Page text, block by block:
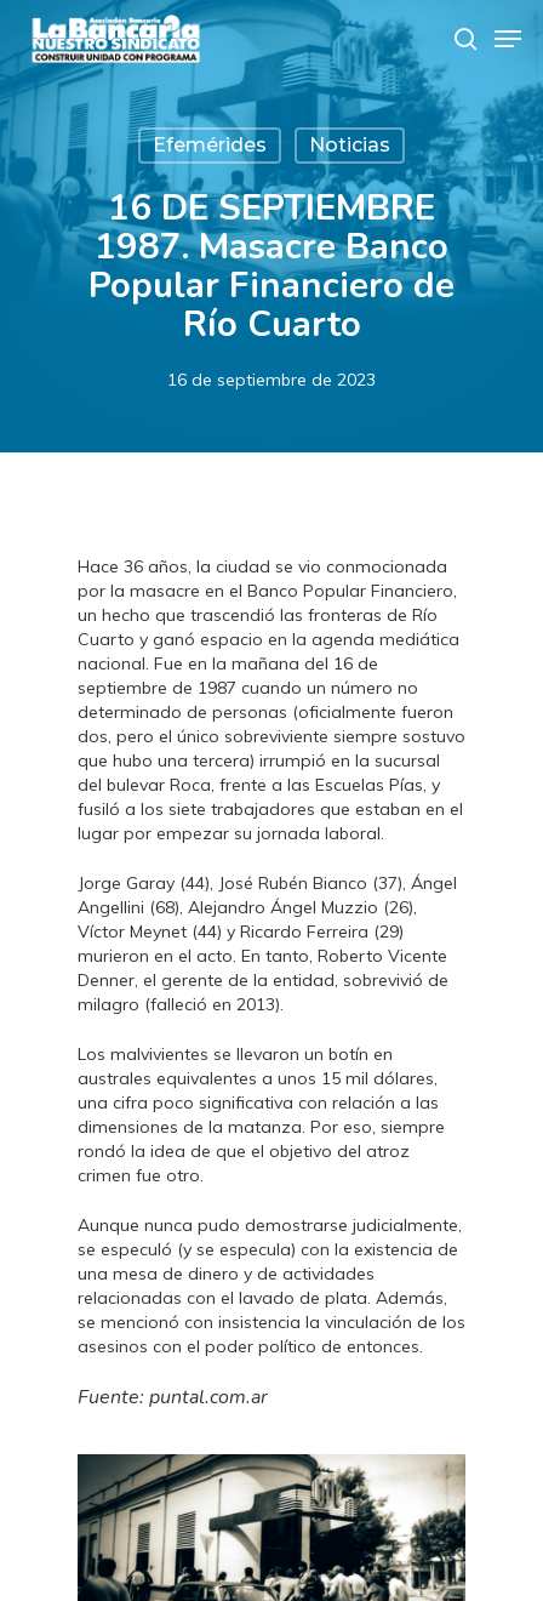
main
content
search
Efemérides Noticias
16 DE SEPTIEMBRE
1987. Masacre Banco
Popular Financiero de
Río Cuarto
16 de septiembre de 2023
Hace 36 años, la ciudad se vio conmocionada
por la masacre en el Banco Popular Financiero,
un hecho que trascendió las fronteras de Río
Cuarto y ganó espacio en la agenda mediática
nacional. Fue en la mañana del 16 de
septiembre de 1987 cuando un número no
determinado de personas (oficialmente fueron
dos, pero el único sobreviviente siempre sostuvo
que hubo una tercera) irrumpió en la sucursal
del bulevar Roca, frente a las Escuelas Pías, y
fusiló a los siete trabajadores que estaban en el
lugar por empezar su jornada laboral.
Jorge Garay (44), José Rubén Bianco (37), Ángel
Angellini (68), Alejandro Ángel Muzzio (26),
Víctor Meynet (44) y Ricardo Ferreira (29)
murieron en el acto. En tanto, Roberto Vicente
Denner, el gerente de la entidad, sobrevivió de
milagro (falleció en 2013).
Los malvivientes se llevaron un botín en
australes equivalentes a unos 15 mil dólares,
una cifra poco significativa con relación a las
dimensiones de la matanza. Por eso, siempre
rondó la idea de que el objetivo del atroz
crimen fue otro.
Aunque nunca pudo demostrarse judicialmente,
se especuló (y se especula) con la existencia de
una mesa de dinero y de actividades
relacionadas con el lavado de plata. Además,
se mencionó con insistencia la vinculación de los
asesinos con el poder político de entonces.
Fuente: puntal.com.ar